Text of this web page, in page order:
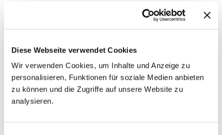
Diese Webseite verwendet Cookies
Wir verwenden Cookies, um Inhalte und Anzeige zu
personalisieren, Funktionen für soziale Medien anbieten
zu können und die Zugriffe auf unsere Website zu
analysieren.
Literaturhinweise
Best Practice Beispiele
Förderprogramme
Literaturhinweise
BEGEGNUNG
Förderprogramme
FACHKRÄFTEAUSTAUSCH
Förderprogramme
Förderprogramme
Kontakt
Schwarzmühlenstraße 104
Social